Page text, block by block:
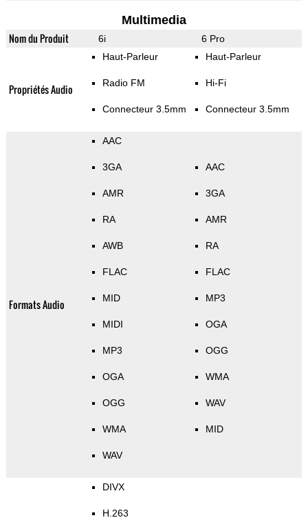
Multimedia
Nom du Produit 6i 6 Pro
Propriétés Audio
Haut-Parleur
Radio FM
Connecteur 3.5mm
Haut-Parleur
Hi-Fi
Connecteur 3.5mm
Formats Audio
AAC
3GA
AMR
RA
AWB
FLAC
MID
MIDI
MP3
OGA
OGG
WMA
WAV
AAC
3GA
AMR
RA
FLAC
MP3
OGA
OGG
WMA
WAV
MID
DIVX
H.263